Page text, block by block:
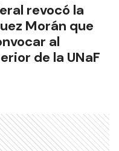
revocó la
Morán que
al
de la UNaF